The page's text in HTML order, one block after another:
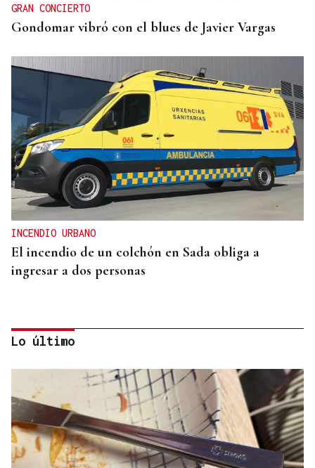
GRAN CONCIERTO
Gondomar vibró con el blues de Javier Vargas
INCENDIO URBANO
El incendio de un colchón en Sada obliga a
ingresar a dos personas
Lo último